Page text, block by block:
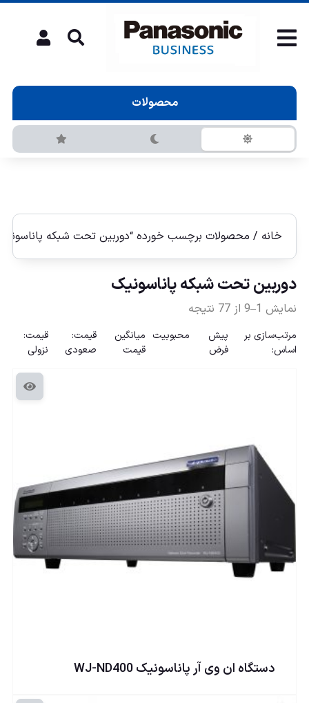
محصولات
خانه / محصولات برچسب خورده “دوربين تحت شبكه
دوربين تحت شبكه پاناسونيک
نمایش 1–9 از 77 نتیجه
مرتب‌سازی بر
اساس:
پیش
فرض
محبوبیت میانگین
قیمت
قیمت:
صعودی
قیمت:
نزولی
دستگاه ان وی آر پاناسونيک WJ-ND400